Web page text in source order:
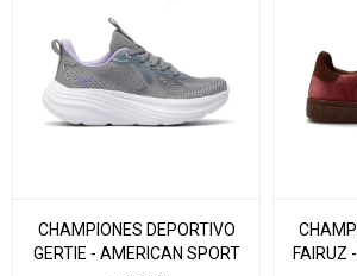
CHAMPIONES DEPORTIVO
GERTIE - AMERICAN SPORT
FAIRUZ